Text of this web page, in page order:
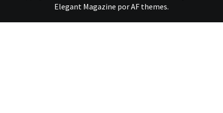
Elegant Magazine porAF themes.